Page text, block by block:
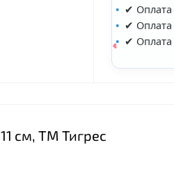
✔ Оплата
✔ Оплата
✔ Оплата
см, ТМ Тигрес